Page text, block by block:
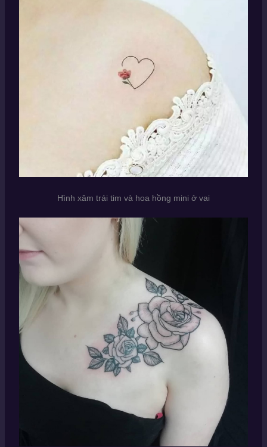
Hình xăm trái tim và hoa hồng mini ở vai